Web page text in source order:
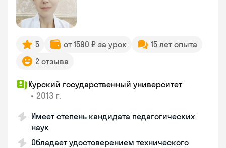
5 от 1590 ₽ за урок
15 лет опыта
2 отзыва
Курский государственный университет
• 2013 г.
Имеет степень кандидата педагогических
наук
Обладает удостоверением технического